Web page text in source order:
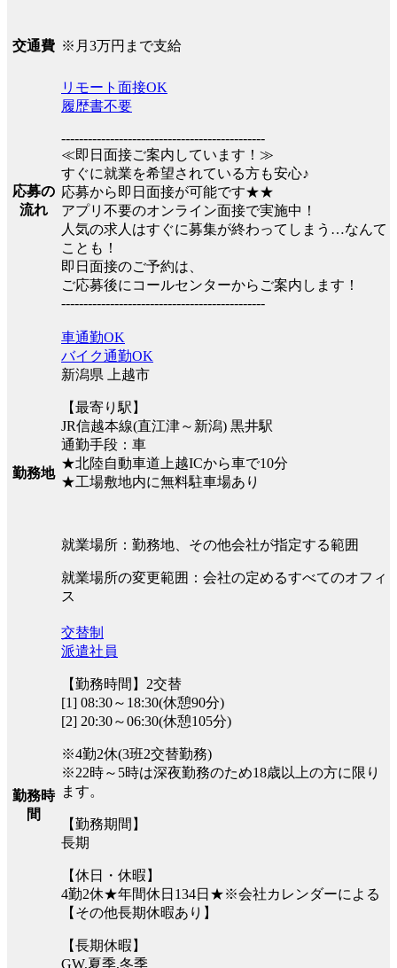
交通費 ※月3万円まで支給
応募の
流れ
リモート面接OK
履歴書不要
----------------------------------------------
≪即日面接ご案内しています！≫
すぐに就業を希望されている方も安心♪
応募から即日面接が可能です★★
アプリ不要のオンライン面接で実施中！
人気の求人はすぐに募集が終わってしまう…なんて
ことも！
即日面接のご予約は、
ご応募後にコールセンターからご案内します！
----------------------------------------------
勤務地
車通勤OK
バイク通勤OK
新潟県 上越市
【最寄り駅】
JR信越本線(直江津～新潟) 黒井駅
通勤手段：車
★北陸自動車道上越ICから車で10分
★工場敷地内に無料駐車場あり
就業場所：勤務地、その他会社が指定する範囲
就業場所の変更範囲：会社の定めるすべてのオフィ
ス
勤務時
間
交替制
派遣社員
【勤務時間】2交替
[1] 08:30～18:30(休憩90分)
[2] 20:30～06:30(休憩105分)
※4勤2休(3班2交替勤務)
※22時～5時は深夜勤務のため18歳以上の方に限り
ます。
【勤務期間】
長期
【休日・休暇】
4勤2休★年間休日134日★※会社カレンダーによる
【その他長期休暇あり】
【長期休暇】
GW,夏季,冬季